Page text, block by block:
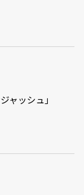
ャッシュ」